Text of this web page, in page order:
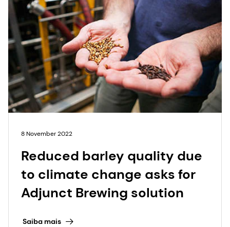
8 November 2022
Reduced barley quality due
to climate change asks for
Adjunct Brewing solution
Saiba mais